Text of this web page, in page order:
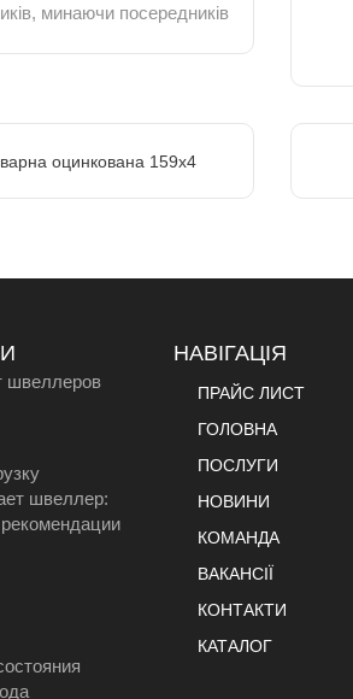
минаючи посередників
оцинкована 159х4
швеллеров
швеллер:
НАВІГАЦІЯ
ПРАЙС ЛИСТ
ГОЛОВНА
ПОСЛУГИ
НОВИНИ
КОМАНДА
ВАКАНСІЇ
КОНТАКТИ
КАТАЛОГ